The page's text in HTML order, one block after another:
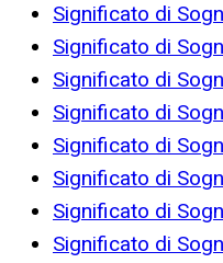
Significato di
Significato di
Significato di
Significato di
Significato di
Significato di
Significato di
Significato di